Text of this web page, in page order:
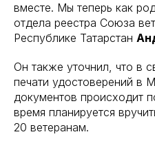
вместе. Мы теперь как
отдела реестра Союза
Республике Татарстан
Он также уточнил, что в
печати удостоверений в
документов происходит
время планируется
20 ветеранам.